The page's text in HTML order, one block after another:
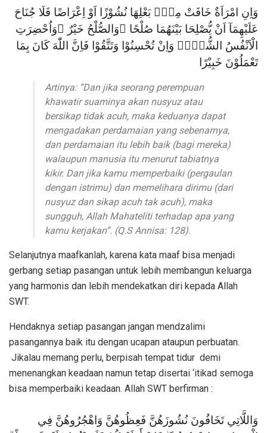
وَاِنِ امْرَاَةٌ خَافَتْ مِنْۢ بَعْلِهَا نُشُوْزًا اَوْ اِعْرَاضًا فَلَا جُنَاحَ
عَلَيْهِمَآ اَنْ يُّصْلِحَا بَيْنَهُمَا صُلْحًا ۗوَالصُّلْحُ خَيْرٌ ۗوَاُحْضِرَتِ
الْاَنْفُسُ الشُّحَّۗ وَاِنْ تُحْسِنُوْا وَتَتَّقُوْا فَاِنَّ اللّٰهَ كَانَ بِمَا
تَعْمَلُوْنَ خَبِيْرًا
Artinya: “Dan jika seorang perempuan
khawatir suaminya akan nusyuz atau
bersikap tidak acuh, maka keduanya dapat
mengadakan perdamaian yang sebenarnya,
dan perdamaian itu lebih baik (bagi mereka)
walaupun manusia itu menurut tabiatnya
kikir. Dan jika kamu memperbaiki (pergaulan
dengan istrimu) dan memelihara dirimu (dari
nusyuz dan sikap acuh tak acuh), maka
sungguh, Allah Mahateliti terhadap apa yang
kamu kerjakan”. (Q.S Annisa: 128).
Selanjutnya maafkanlah, karena kata maaf bisa menjadi
gerbang setiap pasangan untuk lebih membangun keluarga
yang harmonis dan lebih mendekatkan diri kepada Allah
SWT.
Hendaknya setiap pasangan jangan mendzalimi
pasangannya baik itu dengan ucapan ataupun perbuatan.
Jikalau memang perlu, berpisah tempat tidur demi
menenangkan keadaan namun tetap disertai ‘itikad semoga
bisa memperbaiki keadaan. Allah SWT berfirman :
وَاللَّاتِي تَخَافُونَ نُشُوزَهُنَّ فَعِظُوهُنَّ وَاهْجُرُوهُنَّ فِي